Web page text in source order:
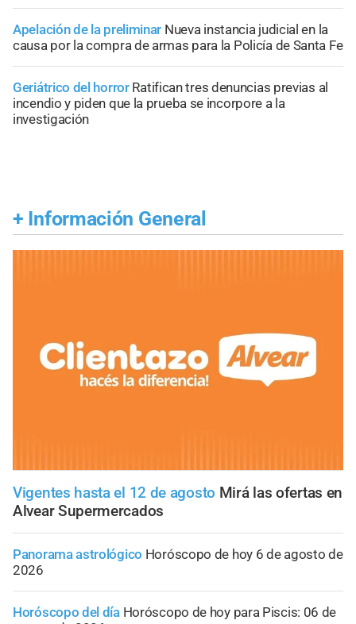
Apelación de la preliminar Nueva instancia judicial en la
causa por la compra de armas para la Policía de Santa Fe
Geriátrico del horror Ratifican tres denuncias previas al
incendio y piden que la prueba se incorpore a la
investigación
+ Información General
Vigentes hasta el 12 de agosto Mirá las ofertas en
Alvear Supermercados
Panorama astrológico Horóscopo de hoy 6 de agosto de
2026
Horóscopo del día Horóscopo de hoy para Piscis: 06 de